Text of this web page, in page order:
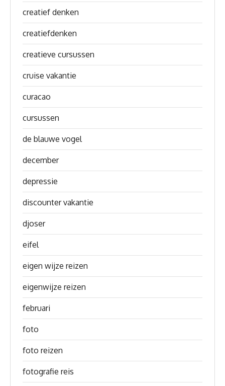
creatief denken
creatiefdenken
creatieve cursussen
cruise vakantie
curacao
cursussen
de blauwe vogel
december
depressie
discounter vakantie
djoser
eifel
eigen wijze reizen
eigenwijze reizen
februari
foto
foto reizen
fotografie reis